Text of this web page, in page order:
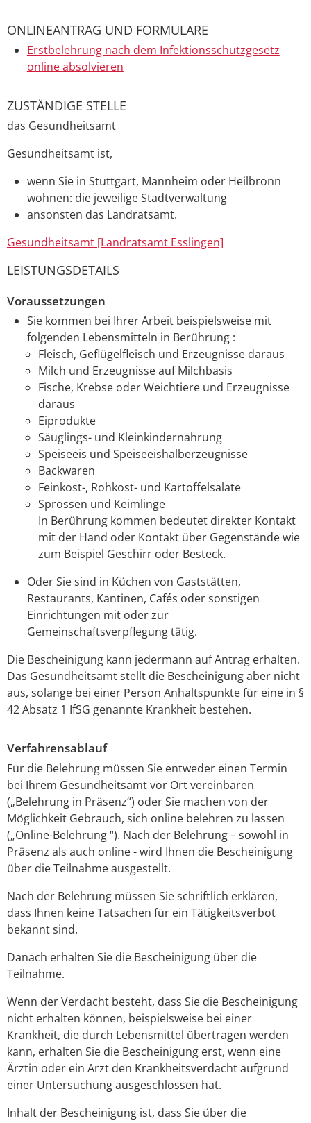
ONLINEANTRAG UND FORMULARE
Erstbelehrung nach dem Infektionsschutzgesetz
online absolvieren
ZUSTÄNDIGE STELLE
das Gesundheitsamt
Gesundheitsamt ist,
wenn Sie in Stuttgart, Mannheim oder Heilbronn
wohnen: die jeweilige Stadtverwaltung
ansonsten das Landratsamt.
Gesundheitsamt [Landratsamt Esslingen]
LEISTUNGSDETAILS
Voraussetzungen
Sie kommen bei Ihrer Arbeit beispielsweise mit
folgenden Lebensmitteln in Berührung :
Fleisch, Geflügelfleisch und Erzeugnisse daraus
Milch und Erzeugnisse auf Milchbasis
Fische, Krebse oder Weichtiere und Erzeugnisse
daraus
Eiprodukte
Säuglings- und Kleinkindernahrung
Speiseeis und Speiseeishalberzeugnisse
Backwaren
Feinkost-, Rohkost- und Kartoffelsalate
Sprossen und Keimlinge
In Berührung kommen bedeutet direkter Kontakt
mit der Hand oder Kontakt über Gegenstände wie
zum Beispiel Geschirr oder Besteck.
Oder Sie sind in Küchen von Gaststätten,
Restaurants, Kantinen, Cafés oder sonstigen
Einrichtungen mit oder zur
Gemeinschaftsverpflegung tätig.
Die Bescheinigung kann jedermann auf Antrag erhalten.
Das Gesundheitsamt stellt die Bescheinigung aber nicht
aus, solange bei einer Person Anhaltspunkte für eine in §
42 Absatz 1 IfSG genannte Krankheit bestehen.
Verfahrensablauf
Für die Belehrung müssen Sie entweder einen Termin
bei Ihrem Gesundheitsamt vor Ort vereinbaren
(„Belehrung in Präsenz“) oder Sie machen von der
Möglichkeit Gebrauch, sich online belehren zu lassen
(„Online-Belehrung “). Nach der Belehrung – sowohl in
Präsenz als auch online - wird Ihnen die Bescheinigung
über die Teilnahme ausgestellt.
Nach der Belehrung müssen Sie schriftlich erklären,
dass Ihnen keine Tatsachen für ein Tätigkeitsverbot
bekannt sind.
Danach erhalten Sie die Bescheinigung über die
Teilnahme.
Wenn der Verdacht besteht, dass Sie die Bescheinigung
nicht erhalten können, beispielsweise bei einer
Krankheit, die durch Lebensmittel übertragen werden
kann, erhalten Sie die Bescheinigung erst, wenn eine
Ärztin oder ein Arzt den Krankheitsverdacht aufgrund
einer Untersuchung ausgeschlossen hat.
Inhalt der Bescheinigung ist, dass Sie über die